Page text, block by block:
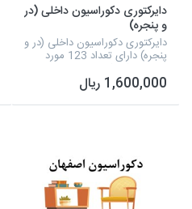
دایرکتوری دکوراسیون داخلی (در
و پنجره)
دایرکتوری دکوراسیون داخلی (در و
پنجره) دارای تعداد 123 مورد
شماره تلفن، آدرس و شماره
همراه می شود که به صورت اکسل
آماده شده است....
1,600,000 ریال